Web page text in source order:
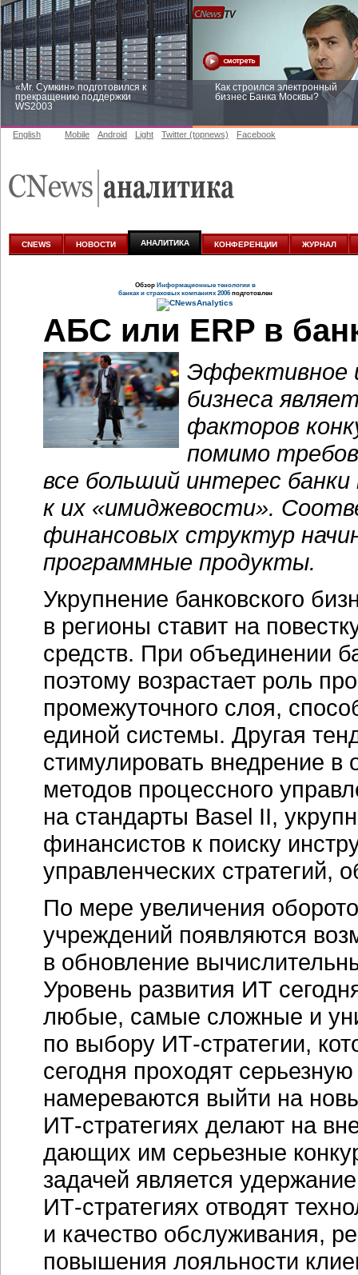
«Mr. Сумкин» подготовился к
прекращению поддержки
WS2003
Как строился электронный
бизнес Банка Москвы?
аналитике
English Mobile Android Light Twitter (topnews) Facebook
CNEWS НОВОСТИ АНАЛИТИКА КОНФЕРЕНЦИИ ЖУРНАЛ
Обзор Информационные тенологии в
банках и страховых компаниях 2006подготовлен
АБС или ERP в
Эффективное
бизнеса
факторов
помимо
все больший интерес
к их «имиджевости».
финансовых структур
программные продукты.
Укрупнение банковского
в регионы ставит на
средств. При объединении
поэтому возрастает роль
промежуточного слоя,
единой системы. Другая
стимулировать внедрение в
методов процессного
на стандарты Basel II,
финансистов к поиску
управленческих
По мере увеличения
учреждений появляются
в обновление
Уровень развития ИТ
любые, самые сложные и
по выбору ИТ-стратегии,
сегодня проходят
намереваются выйти на
ИТ-стратегиях делают на
дающих им серьезные
задачей является
ИТ-стратегиях отводят
и качество обслуживания,
повышения лояльности